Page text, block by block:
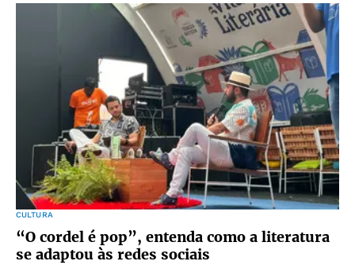
CULTURA
“O cordel é pop”, entenda como a literatura
se adaptou às redes sociais